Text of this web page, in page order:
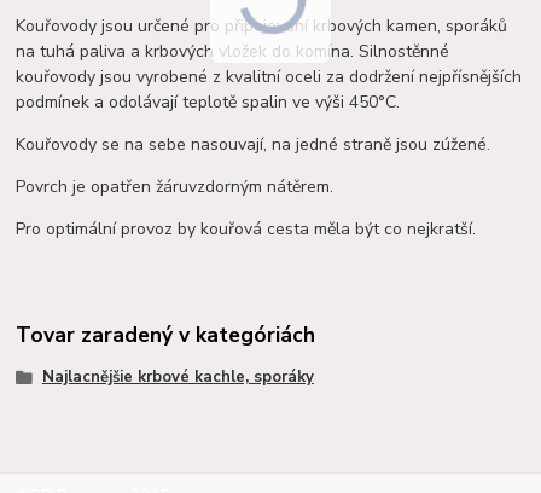
Kouřovody jsou určené pro připojování krbových kamen, sporáků
na tuhá paliva a krbových vložek do komína. Silnostěnné
kouřovody jsou vyrobené z kvalitní oceli za dodržení nejpřísnějších
podmínek a odolávají teplotě spalin ve výši 450°C.
Kouřovody se na sebe nasouvají, na jedné straně jsou zúžené.
Povrch je opatřen žáruvzdorným nátěrem.
Pro optimální provoz by kouřová cesta měla být co nejkratší.
Tovar zaradený v kategóriách
Najlacnějšie krbové kachle, sporáky